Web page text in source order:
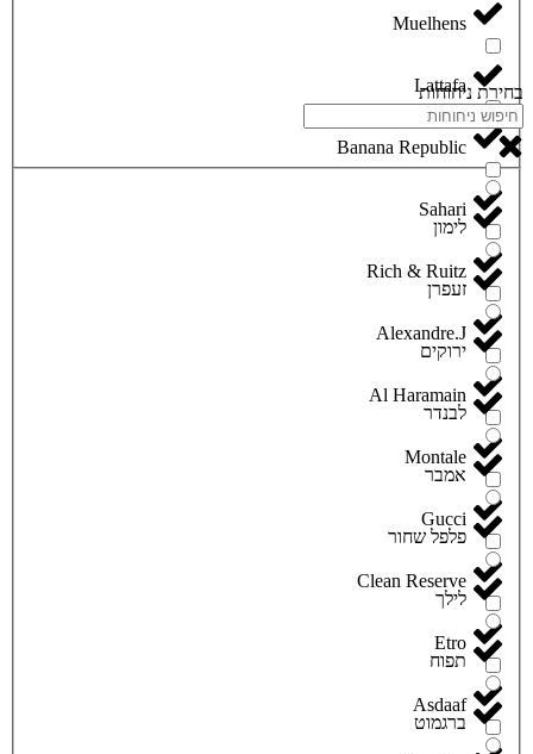
Lattafa
Banana Republic
Sahari
Rich & Ruitz
Alexandre.J
Al Haramain
Montale
Gucci
Clean Reserve
Etro
Asdaaf
בחירת ניחוחות
לימון
זעפרן
ירוקים
לבנדר
אמבר
פלפל שחור
לילך
תפוח
ברגמוט